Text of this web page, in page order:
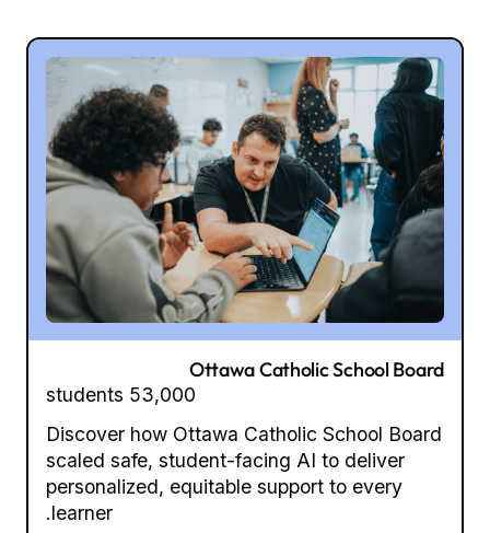
Ottawa Catholic School Board
53,000 students
Discover how Ottawa Catholic School Board
scaled safe, student-facing AI to deliver
personalized, equitable support to every
learner.